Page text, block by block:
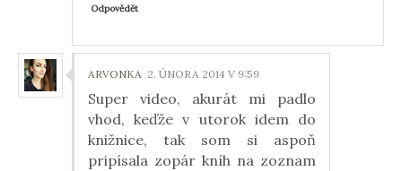
Odpovědět
ARVONKA 2. ÚNORA 2014 V 9:59
Super video, akurát mi padlo
vhod, keďže v utorok idem do
knižnice, tak som si aspoň
pripísala zopár kníh na zoznam